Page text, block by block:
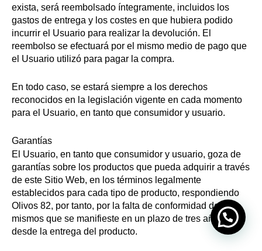
exista, será reembolsado íntegramente, incluidos los
gastos de entrega y los costes en que hubiera podido
incurrir el Usuario para realizar la devolución. El
reembolso se efectuará por el mismo medio de pago que
el Usuario utilizó para pagar la compra.
En todo caso, se estará siempre a los derechos
reconocidos en la legislación vigente en cada momento
para el Usuario, en tanto que consumidor y usuario.
Garantías
El Usuario, en tanto que consumidor y usuario, goza de
garantías sobre los productos que pueda adquirir a través
de este Sitio Web, en los términos legalmente
establecidos para cada tipo de producto, respondiendo
Olivos 82, por tanto, por la falta de conformidad de los
mismos que se manifieste en un plazo de tres años
desde la entrega del producto.